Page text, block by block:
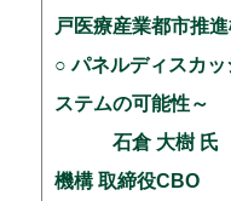
戸医療産業都市推
○ パネルディスカ
ステムの可能性～
石倉 大樹 氏 株
機構 取締役CBO